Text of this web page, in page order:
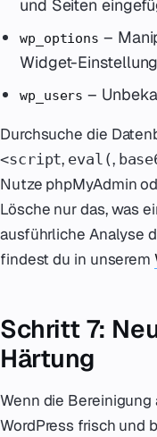
und Seiten
wp_options –
Widget-
wp_users –
Durchsuche die
<script, eval(,
Nutze phpMyAdmin
Lösche nur das, was
ausführliche Analyse
findest du in unserem
Schritt 7:
Härtung
Wenn die
WordPress frisch und